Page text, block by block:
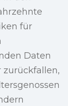
für
Daten
zurückfallen,